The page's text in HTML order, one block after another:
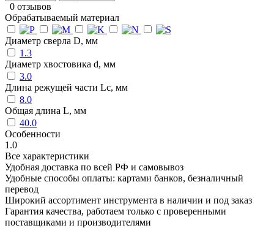
0 отзывов
Обрабатываемый материал
Диаметр сверла D, мм
1.3
Диаметр хвостовика d, мм
3.0
Длина режущей части Lc, мм
8.0
Общая длина L, мм
40.0
Особенности
1.0
Все характеристики
Удобная доставка по всей РФ и самовывоз
Удобные способы оплаты: картами банков, безналичный
перевод
Широкий ассортимент инструмента в наличии и под заказ
Гарантия качества, работаем только с проверенными
поставщиками и производителями